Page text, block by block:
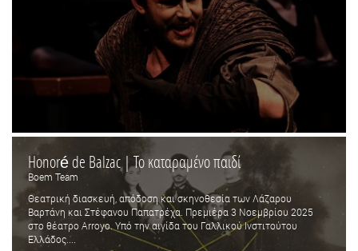
Honoré de Balzac | Το καταραμένο παιδί
Boem Team
Θεατρική διασκευή, απόδοση και σκηνοθεσία των Λάζαρου
Βαρτάνη και Στέφανου Παπατρέχα. Πρεμιέρα 3 Νοεμβρίου 2025
στο θέατρο Arroyo. Υπό την αιγίδα του Γαλλικού Ινστιτούτου
Ελλάδος....